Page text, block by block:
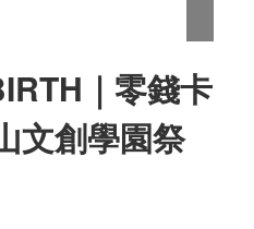
｜零錢卡
文創學園祭